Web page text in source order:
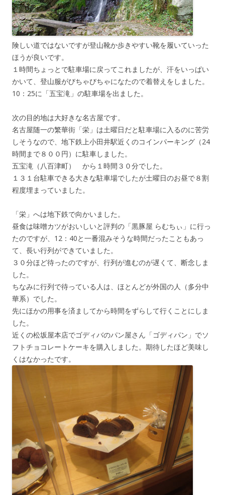
険しい道ではないですが登山靴か歩きやすい靴を履いていった
ほうが良いです。
１時間ちょっとで駐車場に戻ってこれましたが、汗をいっぱい
かいて、登山服がびちゃびちゃになたので着替えをしました。
10：25に「五宝滝」の駐車場を出ました。
次の目的地は大好きな名古屋です。
名古屋随一の繁華街「栄」は土曜日だと駐車場に入るのに苦労
しそうなので、地下鉄上小田井駅近くのコインパーキング（24
時間まで８００円）に駐車しました。
五宝滝（八百津町） から１時間３０分でした。
１３１台駐車できる大きな駐車場でしたが土曜日のお昼で８割
程度埋まっていました。
「栄」へは地下鉄で向かいました。
昼食は味噌カツがおいしいと評判の「黒豚屋 らむちぃ」に行っ
たのですが、12：40と一番混みそうな時間だったこともあっ
て、長い行列ができていました。
３０分ほど待ったのですが、行列が進むのが遅くて、断念しま
した。
ちなみに行列で待っている人は、ほとんどが外国の人（多分中
華系）でした。
先にほかの用事を済ましてから時間をずらして行くことにしま
した。
近くの松坂屋本店でゴディバのパン屋さん「ゴディパン」でソ
フトチョコレートケーキを購入しました。期待したほど美味し
くはなかったです。